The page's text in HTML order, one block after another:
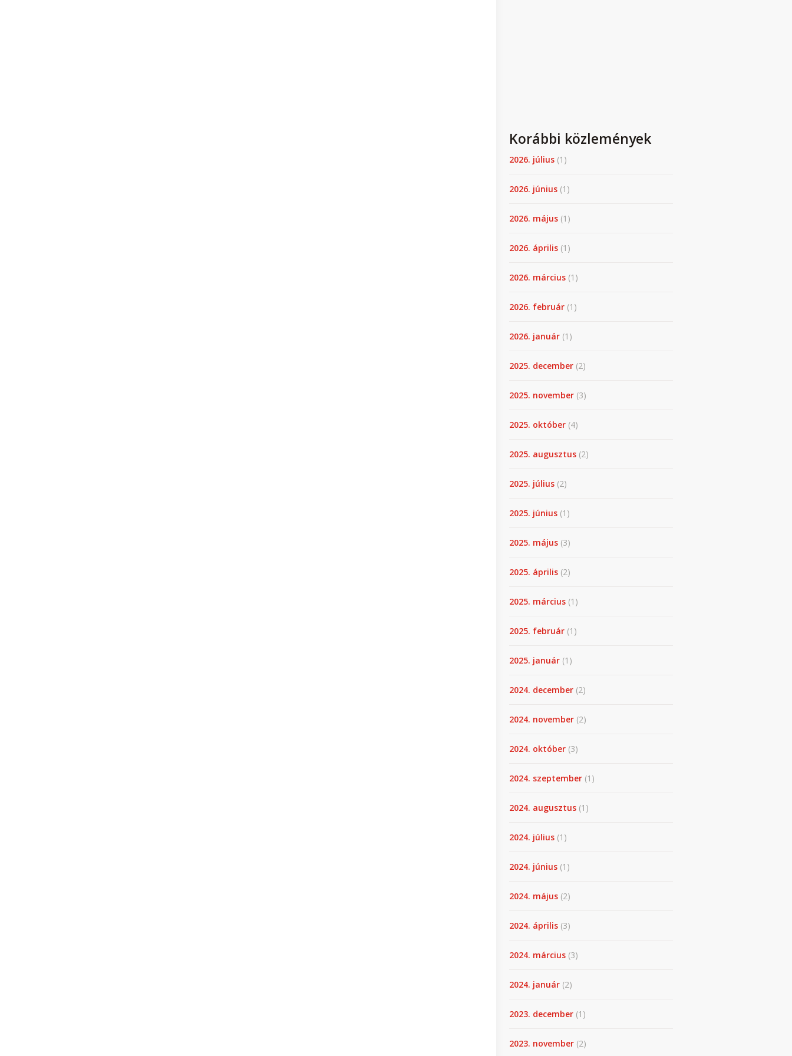
Korábbi közlemények
2026. július (1)
2026. június (1)
2026. május (1)
2026. április (1)
2026. március (1)
2026. február (1)
2026. január (1)
2025. december (2)
2025. november (3)
2025. október (4)
2025. augusztus (2)
2025. július (2)
2025. június (1)
2025. május (3)
2025. április (2)
2025. március (1)
2025. február (1)
2025. január (1)
2024. december (2)
2024. november (2)
2024. október (3)
2024. szeptember (1)
2024. augusztus (1)
2024. július (1)
2024. június (1)
2024. május (2)
2024. április (3)
2024. március (3)
2024. január (2)
2023. december (1)
2023. november (2)